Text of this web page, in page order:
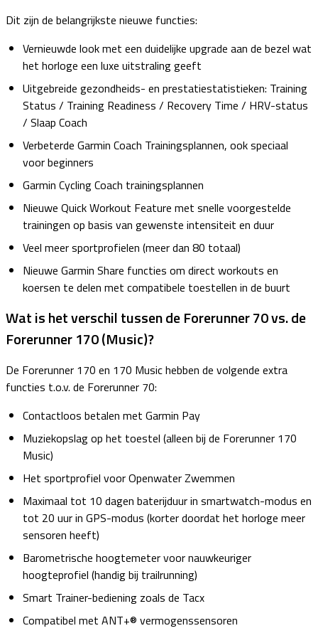
Dit zijn de belangrijkste nieuwe functies:
Vernieuwde look met een duidelijke upgrade aan de bezel wat
het horloge een luxe uitstraling geeft
Uitgebreide gezondheids- en prestatiestatistieken: Training
Status / Training Readiness / Recovery Time / HRV-status
/ Slaap Coach
Verbeterde Garmin Coach Trainingsplannen, ook speciaal
voor beginners
Garmin Cycling Coach trainingsplannen
Nieuwe Quick Workout Feature met snelle voorgestelde
trainingen op basis van gewenste intensiteit en duur
Veel meer sportprofielen (meer dan 80 totaal)
Nieuwe Garmin Share functies om direct workouts en
koersen te delen met compatibele toestellen in de buurt
Wat is het verschil tussen de Forerunner 70 vs. de
Forerunner 170 (Music)?
De Forerunner 170 en 170 Music hebben de volgende extra
functies t.o.v. de Forerunner 70:
Contactloos betalen met Garmin Pay
Muziekopslag op het toestel (alleen bij de Forerunner 170
Music)
Het sportprofiel voor Openwater Zwemmen
Maximaal tot 10 dagen baterijduur in smartwatch-modus en
tot 20 uur in GPS-modus (korter doordat het horloge meer
sensoren heeft)
Barometrische hoogtemeter voor nauwkeuriger
hoogteprofiel (handig bij trailrunning)
Smart Trainer-bediening zoals de Tacx
Compatibel met ANT+® vermogenssensoren